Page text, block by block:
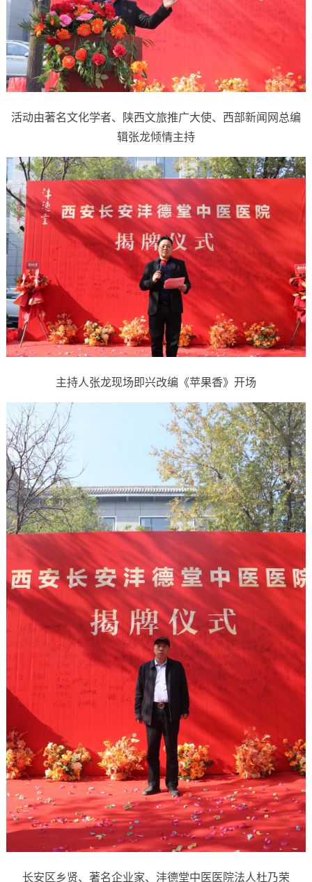
活动由著名文化学者、陕西文旅推广大使、西部新闻网总编
辑张龙倾情主持
主持人张龙现场即兴改编《苹果香》开场
长安区乡贤、著名企业家、沣德堂中医医院法人杜乃荣